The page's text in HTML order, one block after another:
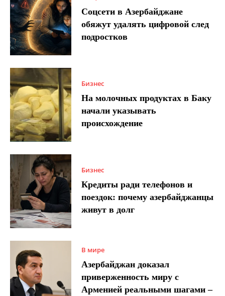
Соцсети в Азербайджане
обяжут удалять цифровой след
подростков
Бизнес
На молочных продуктах в Баку
начали указывать
происхождение
Бизнес
Кредиты ради телефонов и
поездок: почему азербайджанцы
живут в долг
В мире
Азербайджан доказал
приверженность миру с
Арменией реальными шагами –